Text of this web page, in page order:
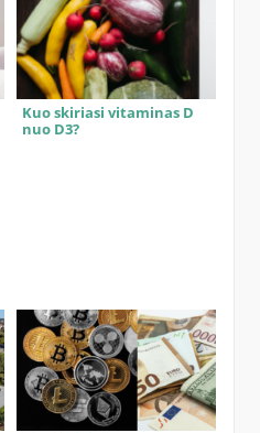
Kuo skiriasi vitaminas D
nuo D3?